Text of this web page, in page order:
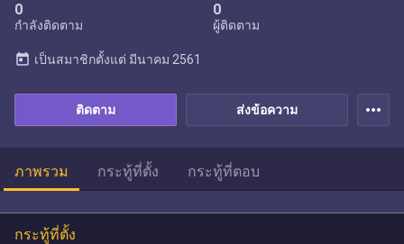
0
กำลังติดตาม
0
ผู้ติดตาม
ส่งข้อความ
ติดตาม
today เป็นสมาชิกตั้งแต่ มีนาคม 2561
more_horiz
ภาพรวม กระทู้ที่ตั้ง กระทู้ที่ตอบ
กระทู้ที่ตั้ง